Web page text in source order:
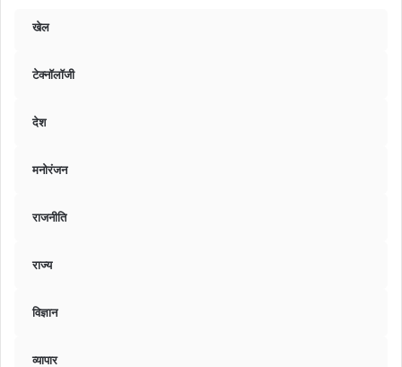
खेल
टेक्नॉलॉजी
देश
मनोरंजन
राजनीति
राज्य
विज्ञान
व्यापार